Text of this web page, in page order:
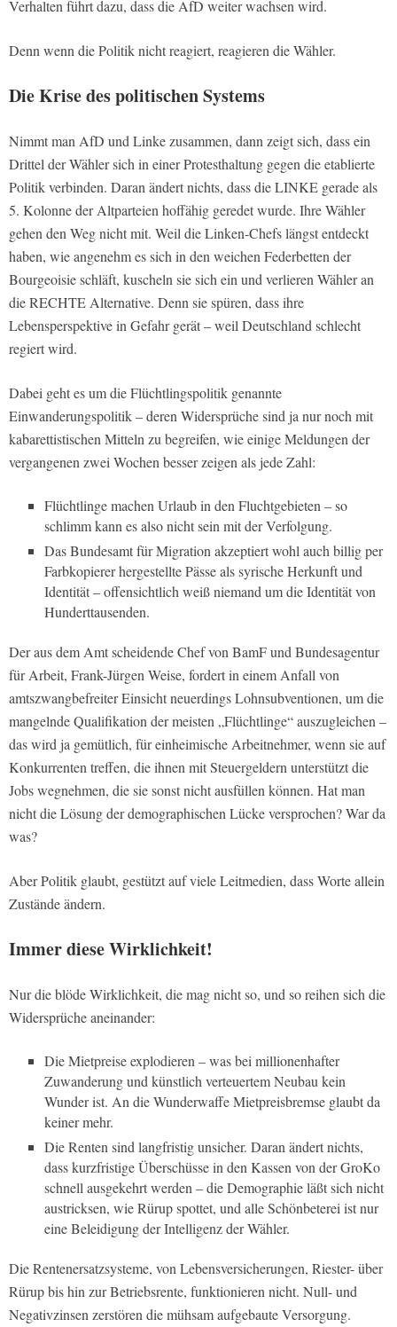
Verhalten führt dazu, dass die AfD weiter wachsen wird.
Denn wenn die Politik nicht reagiert, reagieren die Wähler.
Die Krise des politischen Systems
Nimmt man AfD und Linke zusammen, dann zeigt sich, dass ein
Drittel der Wähler sich in einer Protesthaltung gegen die etablierte
Politik verbinden. Daran ändert nichts, dass die LINKE gerade als
5. Kolonne der Altparteien hoffähig geredet wurde. Ihre Wähler
gehen den Weg nicht mit. Weil die Linken-Chefs längst entdeckt
haben, wie angenehm es sich in den weichen Federbetten der
Bourgeoisie schläft, kuscheln sie sich ein und verlieren Wähler an
die RECHTE Alternative. Denn sie spüren, dass ihre
Lebensperspektive in Gefahr gerät – weil Deutschland schlecht
regiert wird.
Dabei geht es um die Flüchtlingspolitik genannte
Einwanderungspolitik – deren Widersprüche sind ja nur noch mit
kabarettistischen Mitteln zu begreifen, wie einige Meldungen der
vergangenen zwei Wochen besser zeigen als jede Zahl:
Flüchtlinge machen Urlaub in den Fluchtgebieten – so
schlimm kann es also nicht sein mit der Verfolgung.
Das Bundesamt für Migration akzeptiert wohl auch billig per
Farbkopierer hergestellte Pässe als syrische Herkunft und
Identität – offensichtlich weiß niemand um die Identität von
Hunderttausenden.
Der aus dem Amt scheidende Chef von BamF und Bundesagentur
für Arbeit, Frank-Jürgen Weise, fordert in einem Anfall von
amtszwangbefreiter Einsicht neuerdings Lohnsubventionen, um die
mangelnde Qualifikation der meisten „Flüchtlinge“ auszugleichen –
das wird ja gemütlich, für einheimische Arbeitnehmer, wenn sie auf
Konkurrenten treffen, die ihnen mit Steuergeldern unterstützt die
Jobs wegnehmen, die sie sonst nicht ausfüllen können. Hat man
nicht die Lösung der demographischen Lücke versprochen? War da
was?
Aber Politik glaubt, gestützt auf viele Leitmedien, dass Worte allein
Zustände ändern.
Immer diese Wirklichkeit!
Nur die blöde Wirklichkeit, die mag nicht so, und so reihen sich die
Widersprüche aneinander:
Die Mietpreise explodieren – was bei millionenhafter
Zuwanderung und künstlich verteuertem Neubau kein
Wunder ist. An die Wunderwaffe Mietpreisbremse glaubt da
keiner mehr.
Die Renten sind langfristig unsicher. Daran ändert nichts,
dass kurzfristige Überschüsse in den Kassen von der GroKo
schnell ausgekehrt werden – die Demographie läßt sich nicht
austricksen, wie Rürup spottet, und alle Schönbeterei ist nur
eine Beleidigung der Intelligenz der Wähler.
Die Rentenersatzsysteme, von Lebensversicherungen, Riester- über
Rürup bis hin zur Betriebsrente, funktionieren nicht. Null- und
Negativzinsen zerstören die mühsam aufgebaute Versorgung.